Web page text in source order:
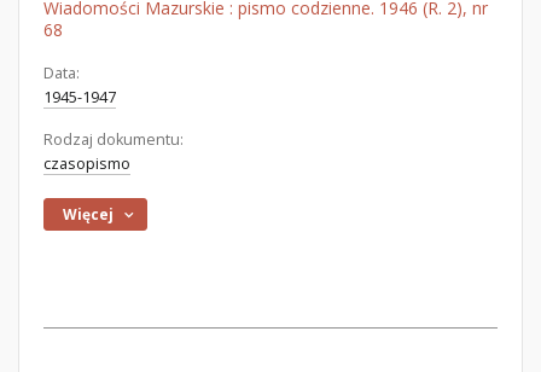
Wiadomości Mazurskie : pismo codzienne. 1946 (R. 2), nr
68
Data:
1945-1947
Rodzaj dokumentu:
czasopismo
Więcej